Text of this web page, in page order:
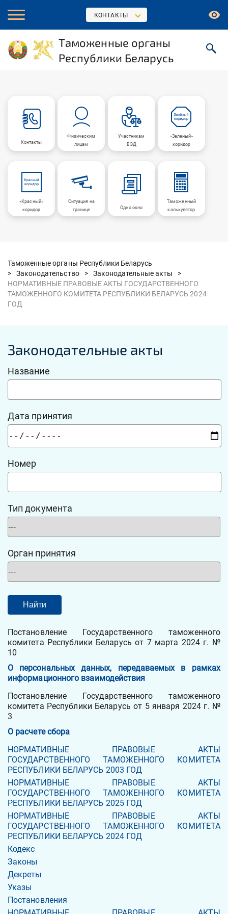
КОНТАКТЫ
Таможенные органы
Республики Беларусь
Контакты
Физическим
лицам
Участникам
ВЭД
«Зеленый»
коридор
«Красный»
коридор
Ситуация на
границе
Одно окно
Таможенный
калькулятор
Таможенные органы Республики Беларусь
>
Законодательство >
Законодательные акты >
НОРМАТИВНЫЕ ПРАВОВЫЕ АКТЫ ГОСУДАРСТВЕННОГО
ТАМОЖЕННОГО КОМИТЕТА РЕСПУБЛИКИ БЕЛАРУСЬ 2024
ГОД
Законодательные акты
Название
Дата принятия
Номер
Тип документа
Орган принятия
Постановление Государственного таможенного
комитета Республики Беларусь от 7 марта 2024 г. №
10
О персональных данных, передаваемых в рамках
информационного взаимодействия
Постановление Государственного таможенного
комитета Республики Беларусь от 5 января 2024 г. №
3
О расчете сбора
НОРМАТИВНЫЕ ПРАВОВЫЕ АКТЫ
ГОСУДАРСТВЕННОГО ТАМОЖЕННОГО КОМИТЕТА
РЕСПУБЛИКИ БЕЛАРУСЬ 2003 ГОД
НОРМАТИВНЫЕ ПРАВОВЫЕ АКТЫ
ГОСУДАРСТВЕННОГО ТАМОЖЕННОГО КОМИТЕТА
РЕСПУБЛИКИ БЕЛАРУСЬ 2025 ГОД
НОРМАТИВНЫЕ ПРАВОВЫЕ АКТЫ
ГОСУДАРСТВЕННОГО ТАМОЖЕННОГО КОМИТЕТА
РЕСПУБЛИКИ БЕЛАРУСЬ 2024 ГОД
Кодекс
Законы
Декреты
Указы
Постановления